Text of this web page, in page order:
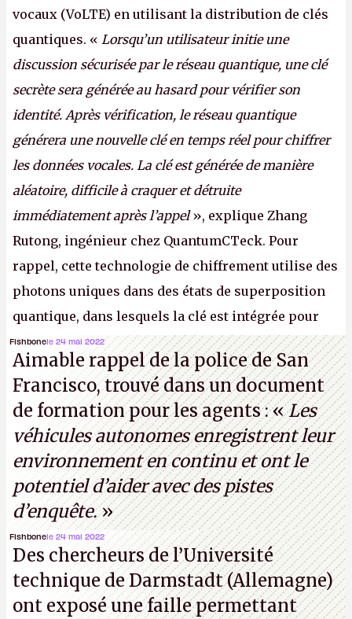
vocaux (VoLTE) en utilisant la distribution de clés
quantiques. « Lorsqu’un utilisateur initie une
discussion sécurisée par le réseau quantique, une clé
secrète sera générée au hasard pour vérifier son
identité. Après vérification, le réseau quantique
générera une nouvelle clé en temps réel pour chiffrer
les données vocales. La clé est générée de manière
aléatoire, difficile à craquer et détruite
immédiatement après l’appel», explique Zhang
Rutong, ingénieur chez QuantumCTeck. Pour
rappel, cette technologie de chiffrement utilise des
photons uniques dans des états de superposition
quantique, dans lesquels la clé est intégrée pour
garantir une sécurité inconditionnelle entre des
parties distantes. Vous ne comprenez rien ? C’est
normal, ça fait toujours ça avec le quantique.
(Crédit photo : China Telecom)
Fishbonele 24 mai 2022
Aimable rappel de la police de San
Francisco, trouvé dans un document
de formation pour les agents : «Les
véhicules autonomes enregistrent leur
environnement en continu et ont le
potentiel d’aider avec des pistes
d’enquête.»
Fishbonele 24 mai 2022
Des chercheurs de l’Université
technique de Darmstadt (Allemagne)
ont exposé une faille permettant